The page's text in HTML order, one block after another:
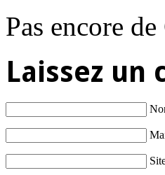
Pas encore
Laissez un